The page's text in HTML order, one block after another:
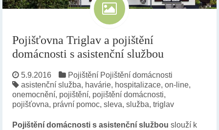
Pojišťovna Triglav a pojištění
domácnosti s asistenční službou
5.9.2016 Pojištění Pojištění domácnosti
asistenční služba, havárie, hospitalizace, on-line,
onemocnění, pojištění, pojištění domácnosti,
pojišťovna, právní pomoc, sleva, služba, triglav
Pojištění domácnosti s asistenční službou slouží k